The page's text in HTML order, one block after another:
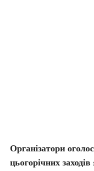
Організатори
цьогорічних